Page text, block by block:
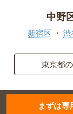
中野
新宿区 渋
東京都
まずは専